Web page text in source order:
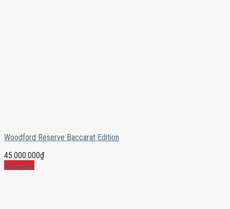
Woodford Reserve Baccarat Edition
45.000.000₫
Mua ngay